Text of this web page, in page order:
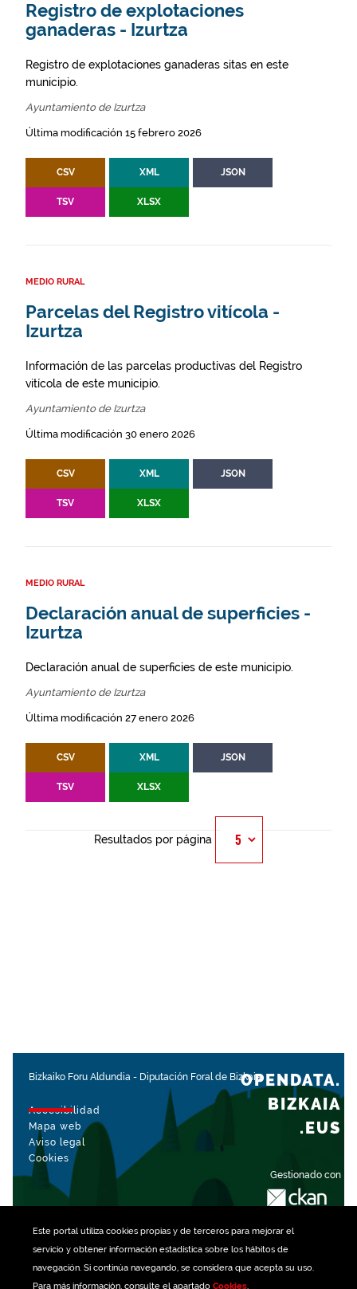
Este portal utiliza cookiespropias y de terceros para mejorar el
servicio y obtener información estadística sobre los hábitos de
navegación. Si continúa navegando, se considera que acepta su uso.
Para más información, consulte el apartado Cookies.
Registro de explotaciones
ganaderas - Izurtza
Registro de explotaciones ganaderas sitas en este
municipio.
Ayuntamiento de Izurtza
Última modificación 15 febrero 2026
CSV XML JSON
TSV XLSX
MEDIO RURAL
Parcelas del Registro vitícola -
Izurtza
Información de las parcelas productivas del Registro
vitícola de este municipio.
Ayuntamiento de Izurtza
Última modificación 30 enero 2026
CSV XML JSON
TSV XLSX
MEDIO RURAL
Declaración anual de superficies -
Izurtza
Declaración anual de superficies de este municipio.
Ayuntamiento de Izurtza
Última modificación 27 enero 2026
CSV XML JSON
TSV XLSX
Resultados por página
Bizkaiko Foru Aldundia - Diputación Foral de Bizkaia
Accesibilidad
Mapa web
Aviso legal
Cookies
Gestionado con
OPENDATA.
BIZKAIA
.EUS